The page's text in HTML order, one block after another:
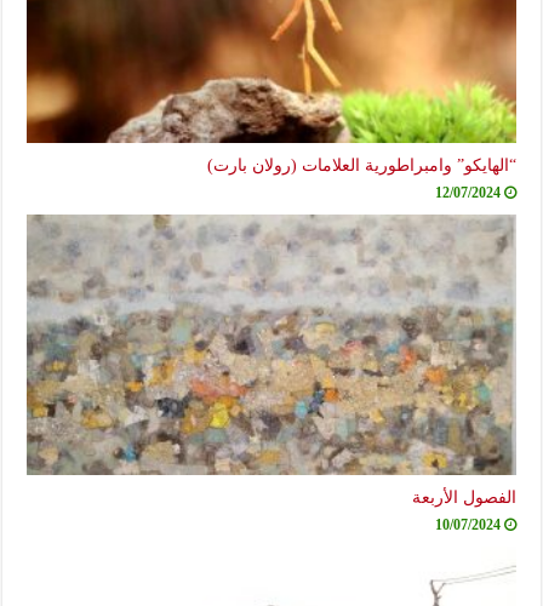
“الهايكو” وامبراطورية العلامات (رولان بارت)
12/07/2024
الفصول الأربعة
10/07/2024